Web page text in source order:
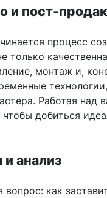
и пост-
процесс
только
монтаж и,
Работая над
добиться
анализ
как